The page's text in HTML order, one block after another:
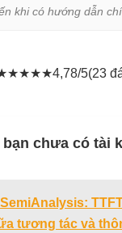
khi có hướng dẫn
★★★★4,78/5(23
bạn chưa có tài
SemiAnalysis:
tương tác và